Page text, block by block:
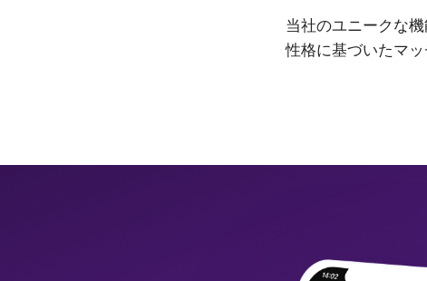
当社のユニークな
性格に基づいたマ